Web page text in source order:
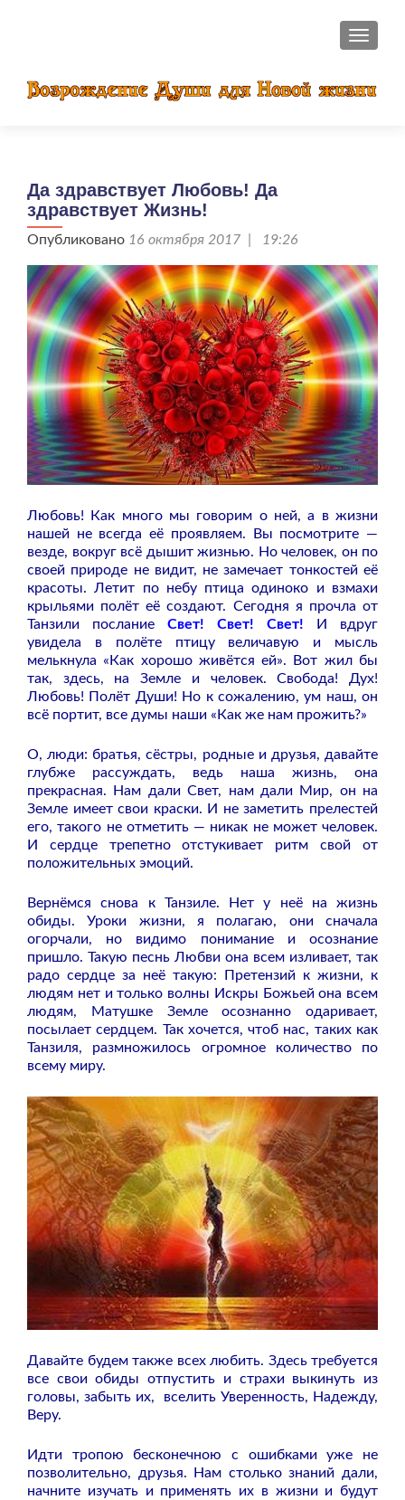
Да здравствует Любовь! Да
здравствует Жизнь!
Опубликовано 16 октября 2017 | 19:26
Любовь! Как много мы говорим о ней, а в жизни
нашей не всегда её проявляем. Вы посмотрите —
везде, вокруг всё дышит жизнью. Но человек, он по
своей природе не видит, не замечает тонкостей её
красоты. Летит по небу птица одиноко и взмахи
крыльями полёт её создают. Сегодня я прочла от
Танзили послание Свет! Свет! Свет! И вдруг
увидела в полёте птицу величавую и мысль
мелькнула «Как хорошо живётся ей». Вот жил бы
так, здесь, на Земле и человек. Свобода! Дух!
Любовь! Полёт Души! Но к сожалению, ум наш, он
всё портит, все думы наши «Как же нам прожить?»
О, люди: братья, сёстры, родные и друзья, давайте
глубже рассуждать, ведь наша жизнь, она
прекрасная. Нам дали Свет, нам дали Мир, он на
Земле имеет свои краски. И не заметить прелестей
его, такого не отметить — никак не может человек.
И сердце трепетно отстукивает ритм свой от
положительных эмоций.
Вернёмся снова к Танзиле. Нет у неё на жизнь
обиды. Уроки жизни, я полагаю, они сначала
огорчали, но видимо понимание и осознание
пришло. Такую песнь Любви она всем изливает, так
радо сердце за неё такую: Претензий к жизни, к
людям нет и только волны Искры Божьей она всем
людям, Матушке Земле осознанно одаривает,
посылает сердцем. Так хочется, чтоб нас, таких как
Танзиля, размножилось огромное количество по
всему миру.
Давайте будем также всех любить. Здесь требуется
все свои обиды отпустить и страхи выкинуть из
головы, забыть их, вселить Уверенность, Надежду,
Веру.
Идти тропою бесконечною с ошибками уже не
позволительно, друзья. Нам столько знаний дали,
начните изучать и применять их в жизни и будут